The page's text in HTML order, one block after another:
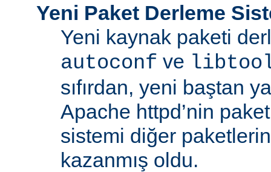
Yeni Paket Derleme
Yeni kaynak paketi
autoconf ve
sıfırdan, yeni baştan
Apache httpd’nin
sistemi diğer
kazanmış oldu.